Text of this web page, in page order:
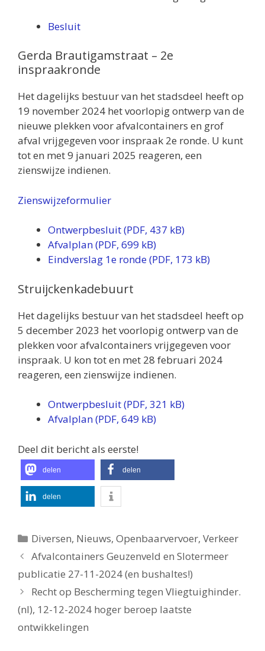
Besluit
Gerda Brautigamstraat – 2e
inspraakronde
Het dagelijks bestuur van het stadsdeel heeft op
19 november 2024 het voorlopig ontwerp van de
nieuwe plekken voor afvalcontainers en grof
afval vrijgegeven voor inspraak 2e ronde. U kunt
tot en met 9 januari 2025 reageren, een
zienswijze indienen.
Zienswijzeformulier
Ontwerpbesluit (PDF, 437 kB)
Afvalplan (PDF, 699 kB)
Eindverslag 1e ronde (PDF, 173 kB)
Struijckenkadebuurt
Het dagelijks bestuur van het stadsdeel heeft op
5 december 2023 het voorlopig ontwerp van de
plekken voor afvalcontainers vrijgegeven voor
inspraak. U kon tot en met 28 februari 2024
reageren, een zienswijze indienen.
Ontwerpbesluit (PDF, 321 kB)
Afvalplan (PDF, 649 kB)
Deel dit bericht als eerste!
delen delen
delen
Categorieën
Diversen, Nieuws,Openbaarvervoer,Verkeer
Afvalcontainers Geuzenveld en Slotermeer
publicatie 27-11-2024 (en bushaltes!)
Recht op Bescherming tegen Vliegtuighinder.
(nl), 12-12-2024 hoger beroep laatste
ontwikkelingen